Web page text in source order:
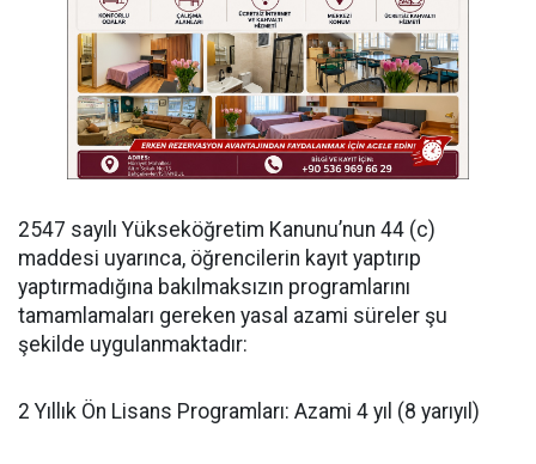
​2547 sayılı Yükseköğretim Kanunu’nun 44 (c)
maddesi uyarınca, öğrencilerin kayıt yaptırıp
yaptırmadığına bakılmaksızın programlarını
tamamlamaları gereken yasal azami süreler şu
şekilde uygulanmaktadır:
​2 Yıllık Ön Lisans Programları: Azami 4 yıl (8 yarıyıl)